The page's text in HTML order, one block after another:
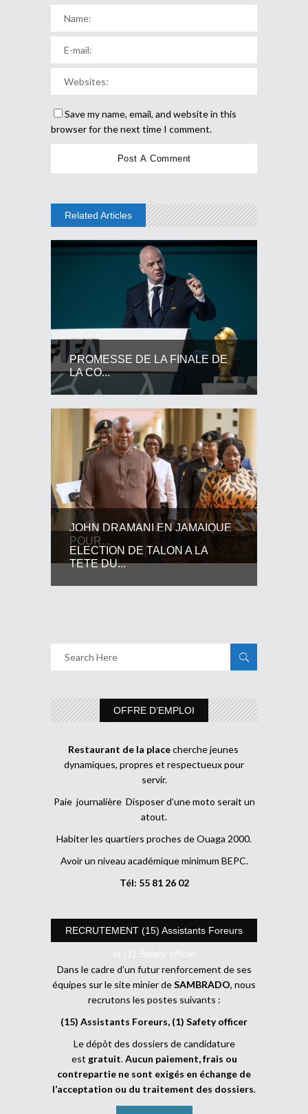
Save my name, email, and website in this
browser for the next time I comment.
Related Articles
PROMESSE DE LA FINALE DE
LA CO...
JOHN DRAMANI EN JAMAIQUE
POUR...
ELECTION DE TALON A LA
TETE DU...
OFFRE D’EMPLOI
Restaurant de la placecherche jeunes
dynamiques, propres et respectueux pour
servir.
Paie journalière Disposer d’une moto serait un
atout.
Habiter les quartiers proches de Ouaga 2000.
Avoir un niveau académique minimum BEPC.
Tél: 55 81 26 02
RECRUTEMENT (15) Assistants Foreurs
et (1) Safety officer
Dans le cadre d’un futur renforcement de ses
équipes sur le site minier deSAMBRADO, nous
recrutons les postes suivants :
(15) Assistants Foreurs, (1) Safety officer
Le dépôt des dossiers de candidature
est gratuit.Aucun paiement, frais ou
contrepartie ne sont exigés en échange de
l’acceptation ou du traitement des dossiers.